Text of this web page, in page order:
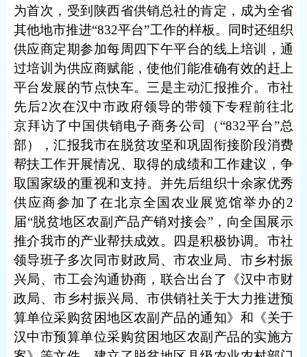
为首次，受到陕西省供销总社的肯定，成为全省
其他地市推进“832平台”工作的样板。同时还组织
供应商定期参加每周四下午平台的线上培训，通
过培训为供应商赋能，使他们能准确有效的赶上
平台发展的节点快车。三是主动汇报推介。市社
先后2次在汉中市政府领导的带领下专程前往北
京拜访了中国供销电子商务公司（“832平台”总
部），汇报我市在脱贫攻坚和巩固衔接阶段消费
帮扶工作开展情况、取得的成绩和工作建议，争
取国家级的重视和支持。并先后组织十余家优秀
供应商参加了在北京全国农业展览馆举办的2
届“脱贫地区农副产品产销对接会”，向全国展示
推介我市的产业帮扶成效。四是积极协调。市社
领导班子多次同市财政局、市农业局、市乡村振
兴局、市工会沟通协商，联合出台了《汉中市财
政局、市乡村振兴局、市供销社关于大力推进预
算单位采购贫困地区农副产品的通知》和《关于
汉中市预算单位采购贫困地区农副产品的实施方